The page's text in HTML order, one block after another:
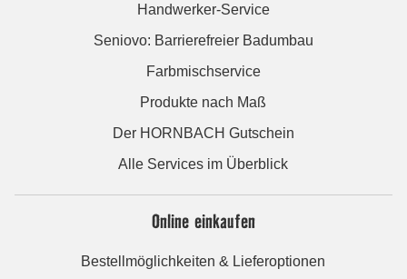
Handwerker-Service
Seniovo: Barrierefreier Badumbau
Farbmischservice
Produkte nach Maß
Der HORNBACH Gutschein
Alle Services im Überblick
Online einkaufen
Bestellmöglichkeiten & Lieferoptionen